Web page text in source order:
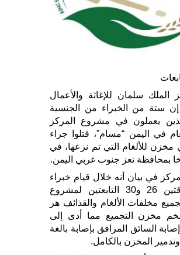
الملك سلمان للإغاثة والأعمال
إن ستة من الخبراء من الجنسية
الذين يعملون في مشروع المركز
في اليمن “مسام”، قتلوا جراء
مخزن للألغام التي تم نزعها، في
بمحافظة تعز جنوب غربي اليمن.
في بيان أنه خلال قيام خبراء
من الفرقتين 26 و30 التابعتين لمشروع
مخلفات الألغام والقذائف هز
مخزن التجميع مما أدى إلى
6 وإصابة السائق المرافق بإصابة بالغة
المخزن بالكامل.